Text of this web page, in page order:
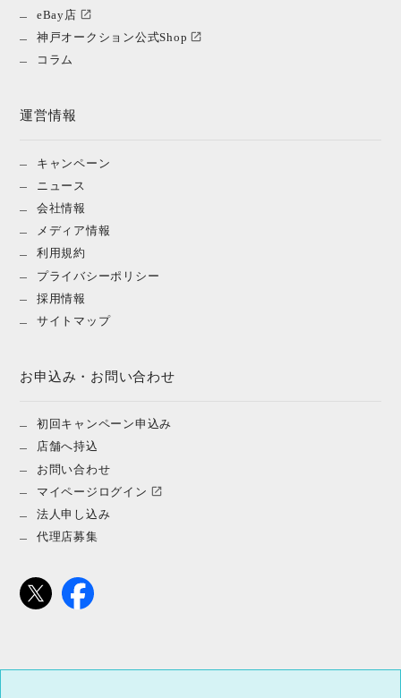
eBay店
神戸オークション公式Shop
コラム
運営情報
キャンペーン
ニュース
会社情報
メディア情報
利用規約
プライバシーポリシー
採用情報
サイトマップ
お申込み・お問い合わせ
初回キャンペーン申込み
店舗へ持込
お問い合わせ
マイページログイン
法人申し込み
代理店募集